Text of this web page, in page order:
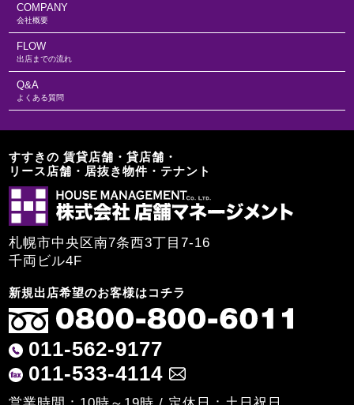
会社概要
COMPANY
出店までの流れ
FLOW
よくある質問
Q&A
すすきの 賃貸店舗・貸店舗・
リース店舗・居抜き物件・テナント
札幌市中央区南7条西3丁目7-16
千両ビル4F
新規出店希望のお客様はコチラ
011-562-9177
011-533-4114